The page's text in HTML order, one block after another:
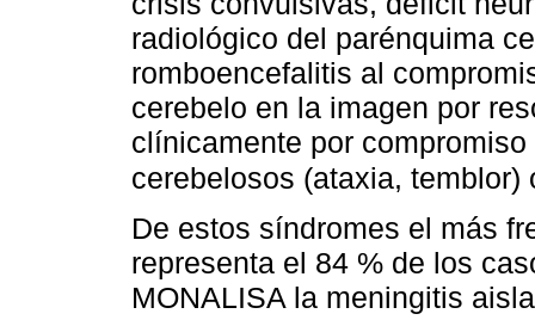
radiológico del parénquima
romboencefalitis al
cerebelo en la imagen por
clínicamente por
cerebelosos (ataxia,
De estos síndromes el más
representa el 84 % de los
MONALISA la meningitis